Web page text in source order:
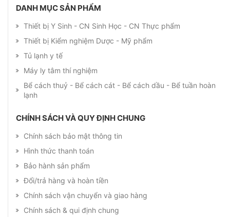
DANH MỤC SẢN PHẨM
Thiết bị Y Sinh - CN Sinh Học - CN Thực phẩm
Thiết bị Kiểm nghiệm Dược - Mỹ phẩm
Tủ lạnh y tế
Máy ly tâm thí nghiệm
Bể cách thuỷ - Bể cách cát - Bể cách dầu - Bể tuần hoàn
lạnh
CHÍNH SÁCH VÀ QUY ĐỊNH CHUNG
Chính sách bảo mật thông tin
Hình thức thanh toán
Bảo hành sản phẩm
Đổi/trả hàng và hoàn tiền
Chính sách vận chuyển và giao hàng
Chính sách & qui định chung